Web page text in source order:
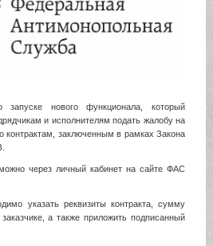
нового функционала, который
и исполнителям подать жалобу на
контрактам, заключенным в рамках Закона
через личный кабинет на сайте ФАС
указать реквизиты контракта, сумму
а также приложить подписанный